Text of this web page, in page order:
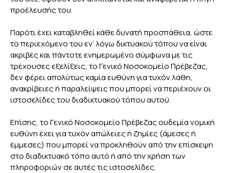
προέλευσής του.
Παρότι έχει καταβληθεί κάθε δυνατή προσπάθεια, ώστε
το περιεχόμενο του εν’ λόγω δικτυακού τόπου να είναι
ακριβές και πάντοτε ενημερωμένο σύμφωνα με τις
τρέχουσες εξελίξεις, το Γενικό Νοσοκομείο Πρέβεζας,
δεν φέρει απολύτως καμία ευθύνη για τυχόν λάθη,
ανακρίβειες ή παραλείψεις που μπορεί να περιέχουν οι
ιστοσελίδες του διαδικτυακού τόπου αυτού.
Επίσης, το Γενικό Νοσοκομείο Πρέβεζας ουδεμία νομική
ευθύνη έχει για τυχόν απώλειες ή ζημίες (άμεσες ή
έμμεσες) που μπορεί να προκληθούν από την επίσκεψη
στο διαδικτυακό τόπο αυτό ή από την χρήση των
πληροφοριών σε αυτές τις ιστοσελίδες.